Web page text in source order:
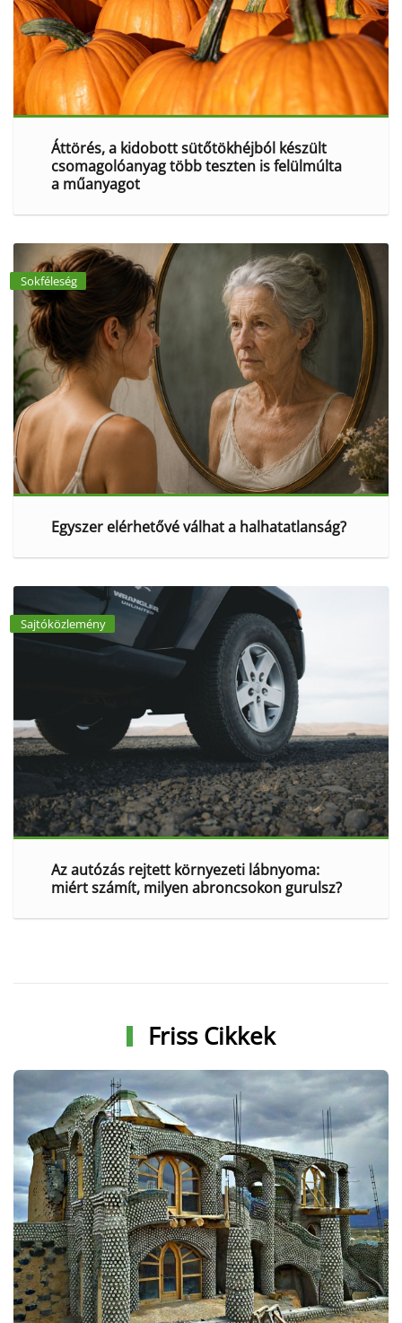
Áttörés, a kidobott sütőtökhéjból készült
csomagolóanyag több teszten is felülmúlta
a műanyagot
Sokféleség
Egyszer elérhetővé válhat a halhatatlanság?
Sajtóközlemény
Az autózás rejtett környezeti lábnyoma:
miért számít, milyen abroncsokon gurulsz?
Friss Cikkek